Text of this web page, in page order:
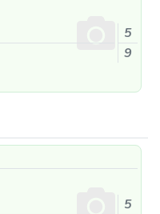
5
9
5